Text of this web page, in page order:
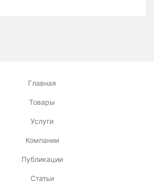
Главная
Товары
Услуги
Компании
Публикации
Статьи